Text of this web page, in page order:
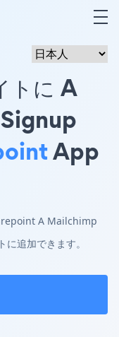
トに A
App
A Mailchimp
追加できます。